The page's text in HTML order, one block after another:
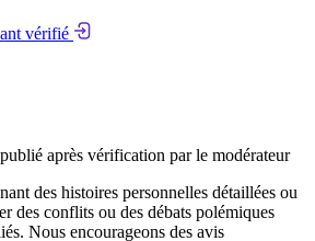
vérifié
après vérification par le modérateur
des histoires personnelles détaillées ou
des conflits ou des débats polémiques
Nous encourageons des avis